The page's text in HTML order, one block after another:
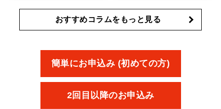
おすすめコラムをもっと見る
簡単にお申込み (初めての方)
2回目以降のお申込み